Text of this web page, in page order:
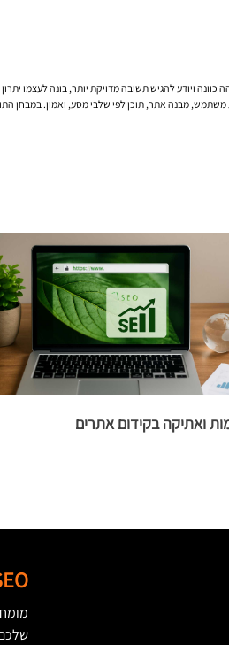
ויודע להגיש תשובה מדויקת יותר, בונה לעצמו יתרון
משתמש, מבנה אתר, תוכן לפי שלבי מסע, ואמון.
ואתיקה בקידום אתרים